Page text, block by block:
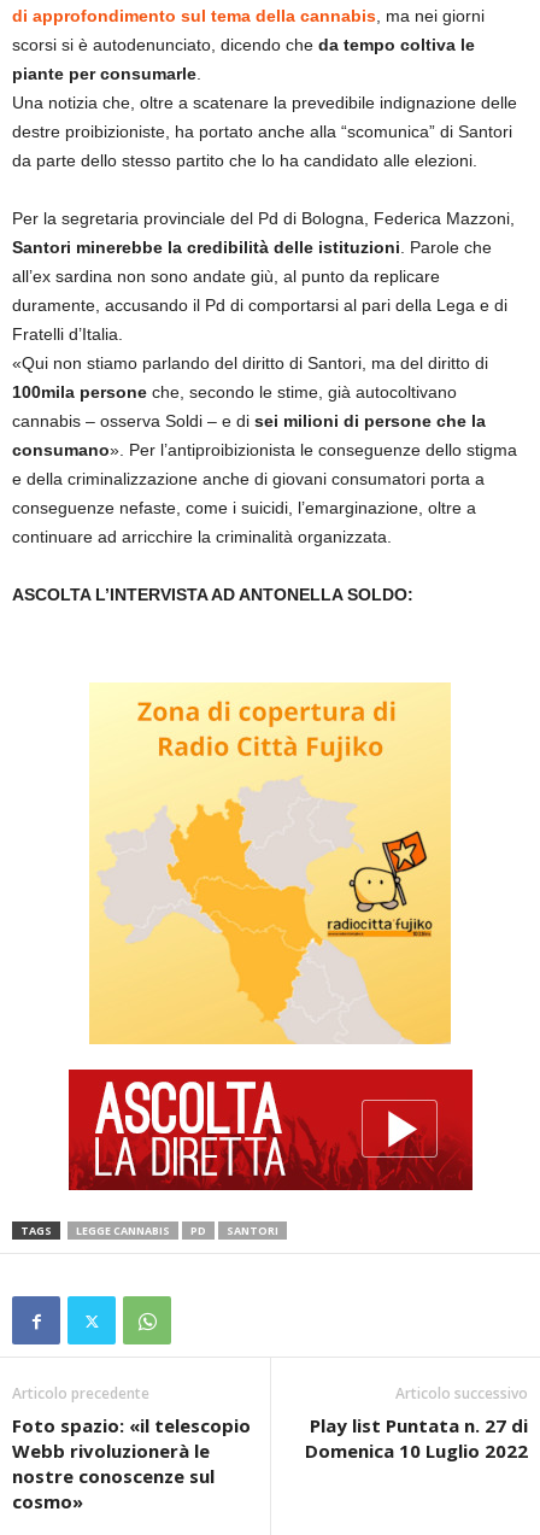
di approfondimento sul tema della cannabis, ma nei giorni
scorsi si è autodenunciato, dicendo che da tempo coltiva le
piante per consumarle.
Una notizia che, oltre a scatenare la prevedibile indignazione delle
destre proibizioniste, ha portato anche alla “scomunica” di Santori
da parte dello stesso partito che lo ha candidato alle elezioni.
Per la segretaria provinciale del Pd di Bologna, Federica Mazzoni,
Santori minerebbe la credibilità delle istituzioni. Parole che
all’ex sardina non sono andate giù, al punto da replicare
duramente, accusando il Pd di comportarsi al pari della Lega e di
Fratelli d’Italia.
«Qui non stiamo parlando del diritto di Santori, ma del diritto di
100mila persone che, secondo le stime, già autocoltivano
cannabis – osserva Soldi – e di sei milioni di persone che la
consumano». Per l’antiproibizionista le conseguenze dello stigma
e della criminalizzazione anche di giovani consumatori porta a
conseguenze nefaste, come i suicidi, l’emarginazione, oltre a
continuare ad arricchire la criminalità organizzata.
ASCOLTA L’INTERVISTA AD ANTONELLA SOLDO:
TAGS LEGGE CANNABIS PD SANTORI
Articolo precedente
Foto spazio: «il telescopio
Webb rivoluzionerà le
nostre conoscenze sul
cosmo»
Articolo successivo
Play list Puntata n. 27 di
Domenica 10 Luglio 2022